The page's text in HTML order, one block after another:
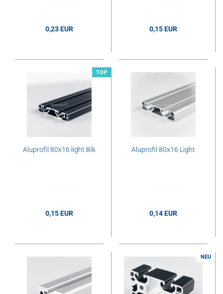
0,23 EUR 0,15 EUR
TOP
Aluprofil 80x16 light Blk
0,15 EUR
Aluprofil 80x16 Light
0,14 EUR
NEU